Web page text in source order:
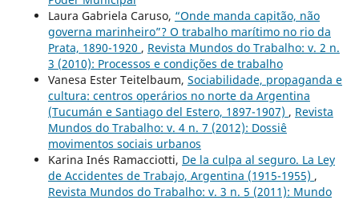
Laura Gabriela Caruso, “Onde manda capitão, não
governa marinheiro”? O trabalho marítimo no rio da
Prata, 1890-1920 , Revista Mundos do Trabalho: v. 2 n.
3 (2010): Processos e condições de trabalho
Vanesa Ester Teitelbaum, Sociabilidade, propaganda e
cultura: centros operários no norte da Argentina
(Tucumán e Santiago del Estero, 1897-1907) , Revista
Mundos do Trabalho: v. 4 n. 7 (2012): Dossiê
movimentos sociais urbanos
Karina Inés Ramacciotti, De la culpa al seguro. La Ley
de Accidentes de Trabajo, Argentina (1915-1955) ,
Revista Mundos do Trabalho: v. 3 n. 5 (2011): Mundo